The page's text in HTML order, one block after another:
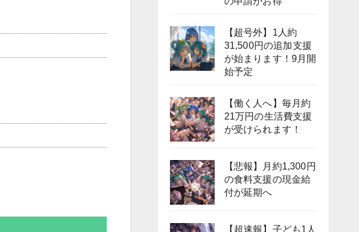
【超号外】1人約
31,500円の追加支援
が始まります！9月開
始予定
【働く人へ】毎月約
21万円の生活費支援
が受けられます！
【悲報】月約1,300円
の食料支援の現金給
付が延期へ
【超速報】子ども1人